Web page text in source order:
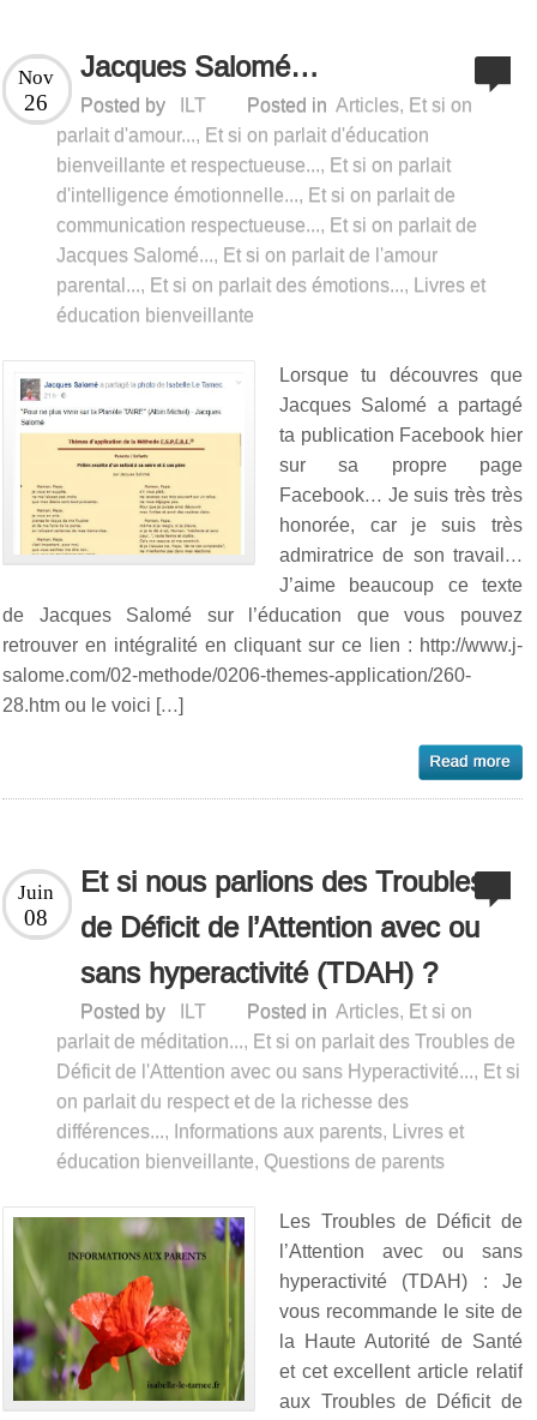
Jacques Salomé…
Nov
26 Posted by ILT Posted in Articles, Et si on
parlait d'amour..., Et si on parlait d'éducation
bienveillante et respectueuse..., Et si on parlait
d'intelligence émotionnelle..., Et si on parlait de
communication respectueuse..., Et si on parlait de
Jacques Salomé..., Et si on parlait de l'amour
parental..., Et si on parlait des émotions...,
Livres et
éducation bienveillante
Lorsque tu découvres que
Jacques Salomé a partagé
ta publication Facebook hier
sur sa propre page
Facebook… Je suis très très
honorée, car je suis très
admiratrice de son travail…
J’aime beaucoup ce texte
de Jacques Salomé sur l’éducation que vous pouvez
retrouver en intégralité en cliquant sur ce lien : http://www.j-
salome.com/02-methode/0206-themes-application/260-
28.htm ou le voici […]
Et si nous parlions des Troubles
de Déficit de l’Attention avec ou
sans hyperactivité (TDAH) ?
Juin
08
Posted by ILT Posted in Articles, Et si on
parlait de méditation..., Et si on parlait des Troubles de
Déficit de l'Attention avec ou sans Hyperactivité..., Et si
on parlait du respect et de la richesse des
différences..., Informations aux parents,
Livres et
éducation bienveillante, Questions de parents
Les Troubles de Déficit de
l’Attention avec ou sans
hyperactivité (TDAH) : Je
vous recommande le site de
la Haute Autorité de Santé
et cet excellent article relatif
aux Troubles de Déficit de